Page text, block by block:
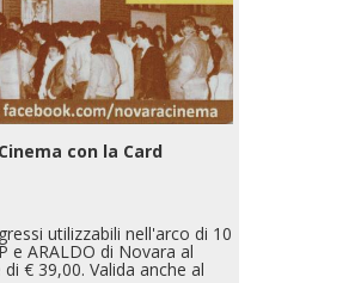
con la Card
utilizzabili nell'arco di 10
e ARALDO di Novara al
€ 39,00. Valida anche al